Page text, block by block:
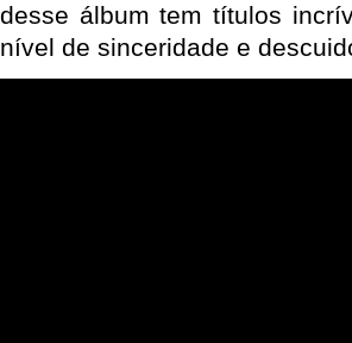
desse álbum tem títulos
nível de sinceridade e